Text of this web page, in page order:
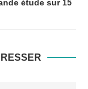
étude sur 15